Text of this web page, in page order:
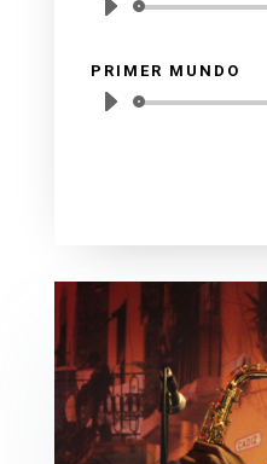
PRIMER MUNDO